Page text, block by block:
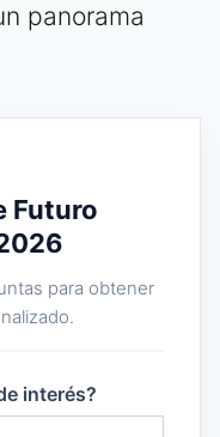
panorama
Futuro
para obtener
interés?